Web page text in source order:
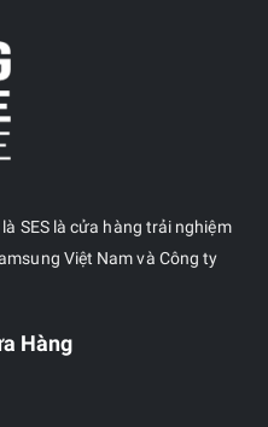
SES là cửa hàng trải nghiệm
Việt Nam và Công ty
Hàng